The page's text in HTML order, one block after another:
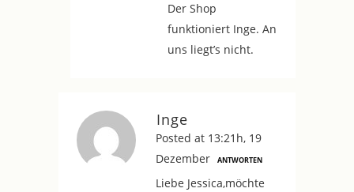
Der Shop
funktioniert Inge. An
uns liegt’s nicht.
Inge
Posted at 13:21h, 19
Dezember
ANTWORTEN
Liebe Jessica,möchte